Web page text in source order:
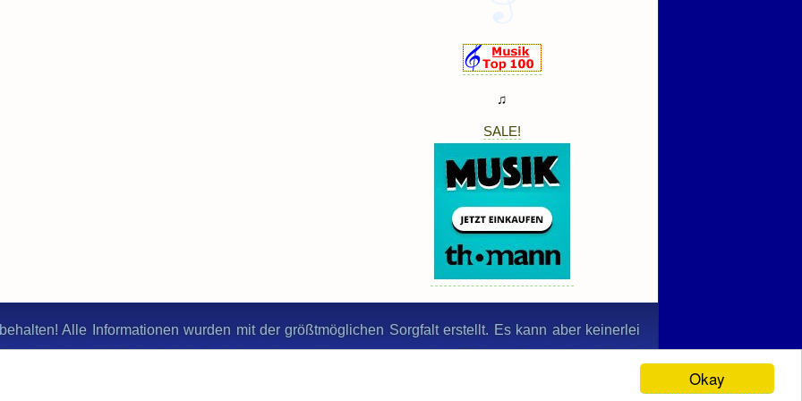
Okay
♫
SALE!
Alle Informationen wurden mit der größtmöglichen Sorgfalt erstellt. Es kann aber keinerlei
und Vollständigkeit der Informationen übernommen werden. Bildernachweis: © nabihaali